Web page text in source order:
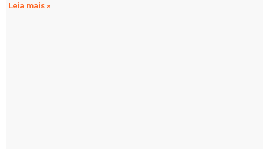
Leia mais »